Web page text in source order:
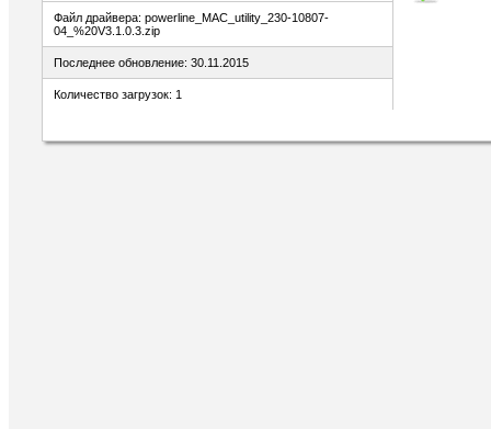
Файл драйвера: powerline_MAC_utility_230-10807-
04_%20V3.1.0.3.zip
Последнее обновление: 30.11.2015
Количество загрузок: 1